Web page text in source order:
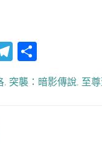
Telegram
, 突襲：暗影傳說, 至